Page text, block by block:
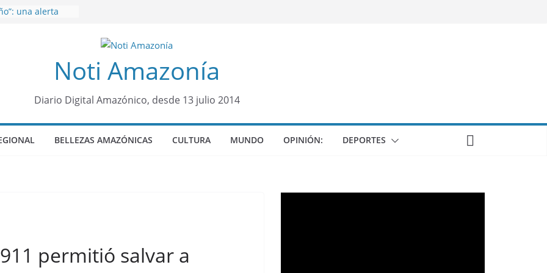
una alerta
Panamazónico, d
de prisión a
para
Noti Amazonía
Diario Digital Amazónico, desde 13 julio 2014
BELLEZAS AMAZÓNICAS CULTURA MUNDO OPINIÓN: DEPORTES
permitió salvar a